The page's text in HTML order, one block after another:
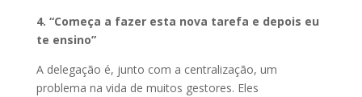
4. “Começa a fazer esta nova tarefa e depois eu
te ensino”
A delegação é, junto com a centralização, um
problema na vida de muitos gestores. Eles